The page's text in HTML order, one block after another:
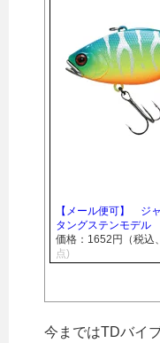
【メール便可】
タングステンモデ
価格：1652円（税込
点)
今まではTDバイ